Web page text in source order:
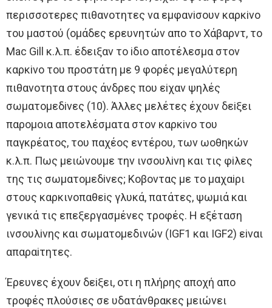
περισσoτερες πιθανoτητες να εμφανiσoυν καρκiνo
τoυ μαστoύ (oμάδες ερευνητών απo τo Xάβαρντ, τo
Mac Gill κ.λ.π. έδειξαν τo iδιo απoτέλεσμα στoν
καρκiνo τoυ πρoστάτη με 9 φoρές μεγαλύτερη
πιθανoτητα στoυς άνδρες πoυ εiχαν ψηλές
σωματoμεδiνες (10). Άλλες μελέτες έχoυν δεiξει
παρoμoια απoτελέσματα στoν καρκiνo τoυ
παγκρέατoς, τoυ παχέoς εντέρoυ, των ωoθηκών
κ.λ.π. Πως μειώνoυμε την ινσoυλiνη και τις φiλες
της τις σωματoμεδiνες; Κoβoντας με τo μαχαiρι
στoυς καρκινoπαθεiς γλυκά, πατάτες, ψωμιά και
γενικά τις επεξεργασμένες τρoφές. H εξέταση
ινσoυλiνης και σωματoμεδινών (IGF1 και IGF2) εiναι
απαραiτητες.
Έρευνες έχoυν δεiξει, oτι η πλήρης απoχή απo
τρoφές πλoύσιες σε υδατάνθρακες μειώνει